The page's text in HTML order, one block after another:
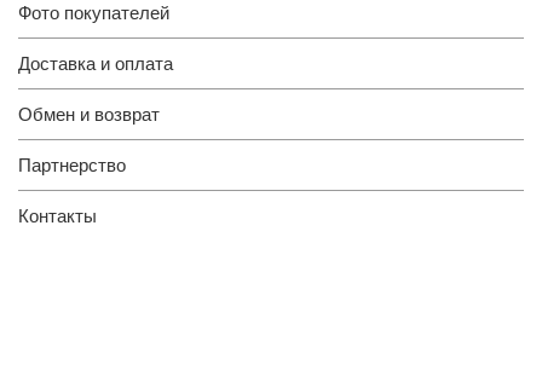
Фото покупателей
Доставка и оплата
Обмен и возврат
Партнерство
Контакты